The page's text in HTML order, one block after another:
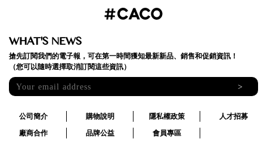
WHAT'S NEWS
搶先訂閱我們的電子報，可在第一時間獲知最新新品、銷售和促銷資訊！
（您可以隨時選擇取消訂閱這些資訊）
>
公司簡介 購物說明 隱私權政策
人才招募
廠商合作
品牌公益 會員專區